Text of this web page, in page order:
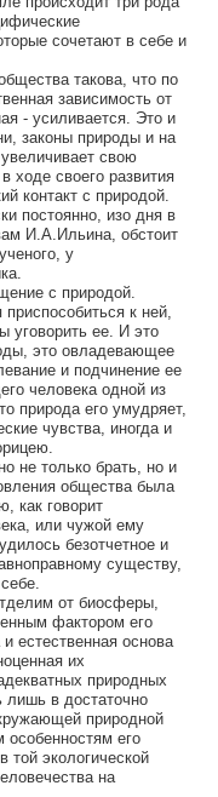
сочетают в себе и
такова, что по
зависимость от
- усиливается. Это и
законы природы и на
свою
ходе своего развития
контакт с природой.
постоянно, изо дня в
И.А.Ильина, обстоит
у
с природой.
к ней,
уговорить ее. И это
это овладевающее
и подчинение ее
человека одной из
природа его умудряет,
чувства, иногда и
не только брать, но и
общества была
как говорит
или чужой ему
безотчетное и
существу,
от биосферы,
фактором его
естественная основа
их
природных
лишь в достаточно
природной
особенностям его
той экологической
на